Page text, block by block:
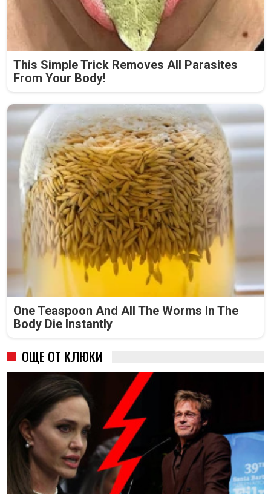
This Simple Trick Removes All Parasites
From Your Body!
One Teaspoon And All The Worms In The
Body Die Instantly
ОЩЕ ОТ КЛЮКИ